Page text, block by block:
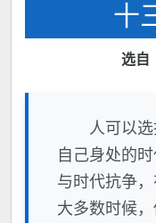
十
选自
人可以
自己身处的
与时代抗争
大多数时候